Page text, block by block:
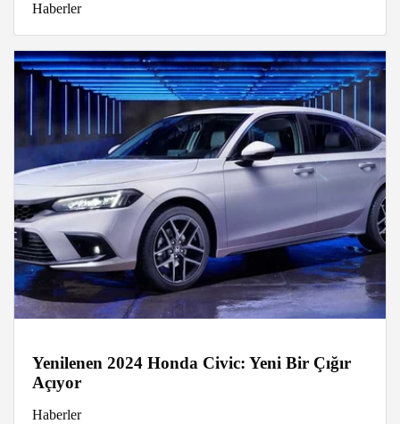
Haberler
Yenilenen 2024 Honda Civic: Yeni Bir Çığır
Açıyor
Haberler